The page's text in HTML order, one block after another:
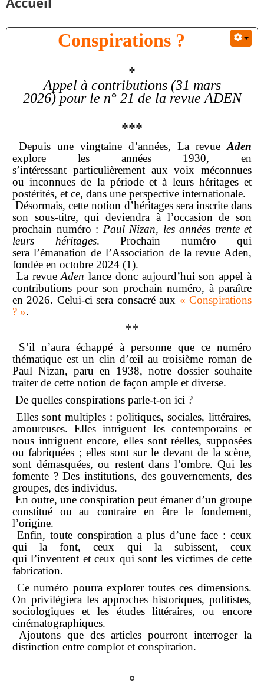
Conspirations ?
*
Appel à contributions (31 mars
2026) pour le n° 21 de la revue ADEN
***
Depuis une vingtaine d’années, La revueAden
explore les années 1930, en
s’intéressant particulièrement aux voix méconnues
ou inconnues de la période et à leurs héritages et
postérités, et ce, dans une perspective internationale.
Désormais, cette notion d’héritages sera inscrite dans
son sous-titre, qui deviendra à l’occasionde son
prochain numéro : Paul Nizan, les années trente et
leurs héritages. Prochain numéro qui
seral’émanation de l’Association de la revue Aden,
fondée en octobre 2024 (1).
La revueAden lance donc aujourd’hui son appel à
contributions pour son prochain numéro, à paraître
en 2026. Celui-ci sera consacré aux « Conspirations
? ».
**
S’il n’aura échappé à personne que ce numéro
thématique est un clin d’œil au troisième roman de
Paul Nizan, paru en 1938, notre dossier souhaite
traiter de cette notion de façon ample et diverse.
De quelles conspirations parle-t-on ici ?
Elles sont multiples : politiques, sociales, littéraires,
amoureuses. Elles intriguent les contemporains et
nous intriguent encore, elles sont réelles, supposées
ou fabriquées ; elles sont sur le devant de la scène,
sont démasquées, ou restent dans l’ombre. Qui les
fomente ? Des institutions, des gouvernements, des
groupes, des individus.
En outre, une conspiration peut émaner d’un groupe
constitué ou au contraire en être le fondement,
l’origine.
Enfin, toute conspiration a plus d’une face : ceux
qui la font, ceux qui la subissent, ceux
quil’inventent et ceux qui sont les victimes de cette
fabrication.
Ce numéro pourra explorer toutes ces dimensions.
On privilégiera les approches historiques, politistes,
sociologiques et les études littéraires, ou encore
cinématographiques.
Ajoutons que des articles pourront interroger la
distinction entre complot et conspiration.
°